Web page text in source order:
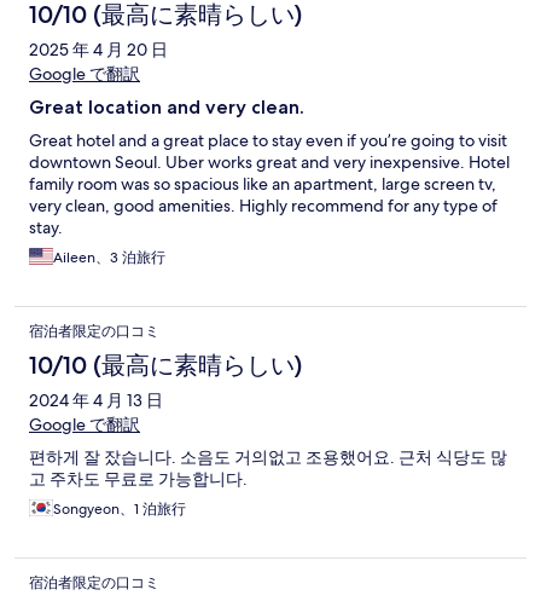
10/10 (最高に素晴らしい)
2025 年 4 月 20 日
Google で翻訳
Great location and very clean.
Great hotel and a great place to stay even if you’re going to visit
downtown Seoul. Uber works great and very inexpensive. Hotel
family room was so spacious like an apartment, large screen tv,
very clean, good amenities. Highly recommend for any type of
stay.
Aileen、3 泊旅行
宿泊者限定の口コミ
10/10 (最高に素晴らしい)
2024 年 4 月 13 日
Google で翻訳
편하게 잘 잤습니다. 소음도 거의없고 조용했어요. 근처 식당도 많
고 주차도 무료로 가능합니다.
Songyeon、1 泊旅行
宿泊者限定の口コミ